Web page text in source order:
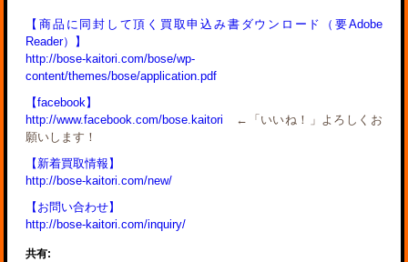
【商品に同封して頂く買取申込み書ダウンロード（要Adobe
Reader）】
http://bose-kaitori.com/bose/wp-
content/themes/bose/application.pdf
【facebook】
http://www.facebook.com/bose.kaitori ←「いいね！」よろしくお
願いします！
【新着買取情報】
http://bose-kaitori.com/new/
【お問い合わせ】
http://bose-kaitori.com/inquiry/
共有: